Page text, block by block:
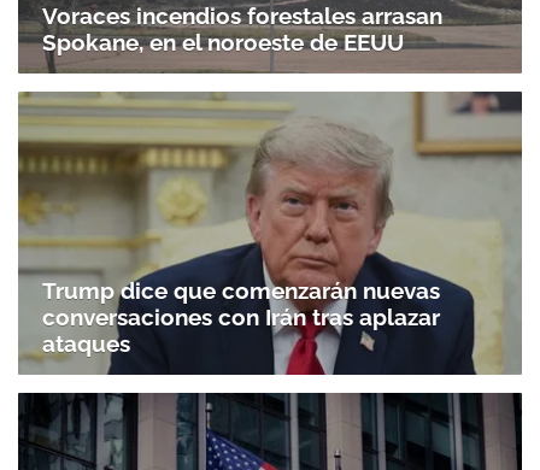
Voraces incendios forestales arrasan
Spokane, en el noroeste de EEUU
Trump dice que comenzarán nuevas
conversaciones con Irán tras aplazar
ataques